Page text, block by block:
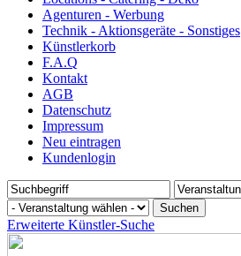
Agenturen - Werbung
Technik - Aktionsgeräte - Sonstiges
Künstlerkorb
F.A.Q
Kontakt
AGB
Datenschutz
Impressum
Neu eintragen
Kundenlogin
Erweiterte Künstler-Suche